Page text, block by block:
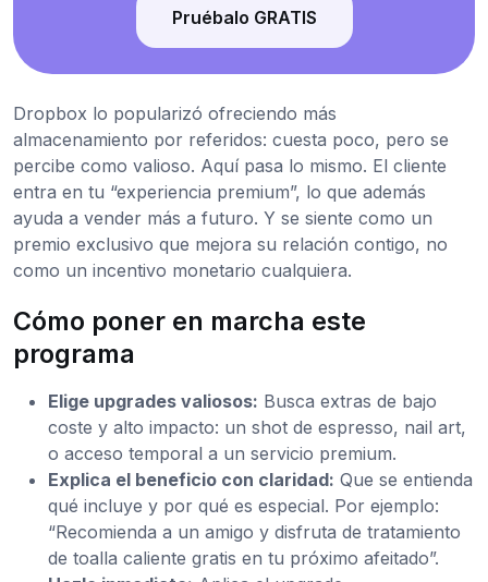
Pruébalo GRATIS
Dropbox lo popularizó ofreciendo más
almacenamiento por referidos: cuesta poco, pero se
percibe como valioso. Aquí pasa lo mismo. El cliente
entra en tu “experiencia premium”, lo que además
ayuda a vender más a futuro. Y se siente como un
premio exclusivo que mejora su relación contigo, no
como un incentivo monetario cualquiera.
Cómo poner en marcha este
programa
Elige upgrades valiosos: Busca extras de bajo
coste y alto impacto: un shot de espresso, nail art,
o acceso temporal a un servicio premium.
Explica el beneficio con claridad: Que se entienda
qué incluye y por qué es especial. Por ejemplo:
“Recomienda a un amigo y disfruta de tratamiento
de toalla caliente gratis en tu próximo afeitado”.